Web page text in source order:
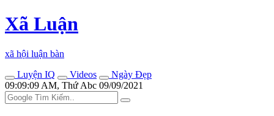
Xã Luận
xã hội luận bàn
Luyện IQ
Videos
Ngày Đẹp
09:09:09 AM, Thứ Abc 09/09/2021